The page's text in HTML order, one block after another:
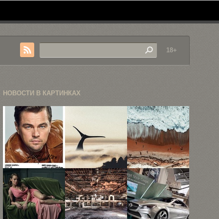
18+
НОВОСТИ В КАРТИНКАХ
Знакомимся
со звёздами
«Однажды в
...
Погружаемся
в
сюрреалистический
мир
Джастина ...
15
гипнотизирующих
снимков
Австралии,
снятых ...